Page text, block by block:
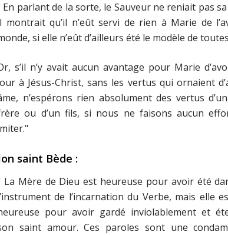
En parlant de la sorte, le Sauveur ne reniait pas
montrait qu’il n’eût servi de rien à Marie de
si elle n’eût d’ailleurs été le modèle de
s’il n’y avait aucun avantage pour Marie
à Jésus-Christ, sans les vertus qui ornaient
n’espérons rien absolument des vertus
ou d’un fils, si nous ne faisons aucun
saint Bède :
La Mère de Dieu est heureuse pour avoir été
de l’incarnation du Verbe, mais elle
pour avoir gardé inviolablement et
saint amour. Ces paroles sont une